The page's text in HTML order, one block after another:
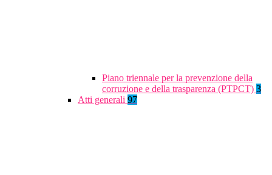
Piano triennale per la prevenzione della
corruzione e della trasparenza (PTPCT) 3
Atti generali 97